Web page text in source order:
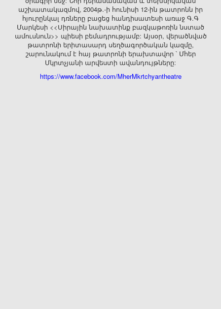
աշխատակազմով, 2004թ.-ի հունիսի 12-ին թատրոնն իր
հյուրընկալ դռները բացեց հանդիսատեսի առաջ Գ.Գ
Մարկեսի <<Սիրային նախատինք բազկաթոռին նստած
ամուսնուն>> պիեսի բեմադրությամբ: Այսօր, վերածնված
թատրոնի երիտասարդ սեղծագործական կազմը,
շարունակում է հայ թատրոնի երախտավոր ՝ Մհեր
Մկրտչյանի արվեստի ավանդույթները:
https://www.facebook.com/MherMkrtchyantheatre